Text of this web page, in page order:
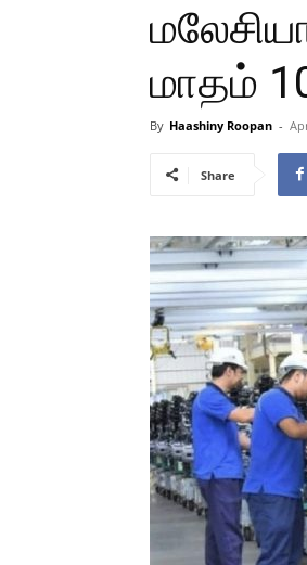
மாதம்
By Haashiny Roopan -
Share